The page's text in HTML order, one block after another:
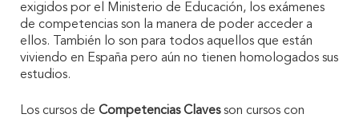
exigidos por el Ministerio de Educación, los exámenes
de competencias son la manera de poder acceder a
ellos. También lo son para todos aquellos que están
viviendo en España pero aún no tienen homologados sus
estudios.
Los cursos de Competencias Clavesson cursos con